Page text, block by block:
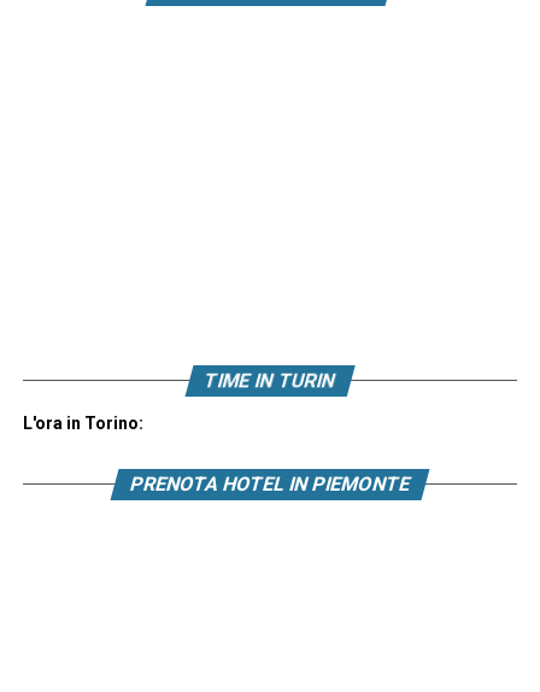
TIME IN TURIN
L'ora in Torino:
PRENOTA HOTEL IN PIEMONTE